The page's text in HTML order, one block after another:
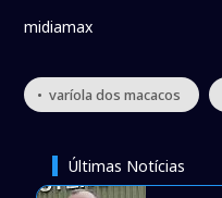
midiamax
• varíola dos macacos
Últimas Notícias